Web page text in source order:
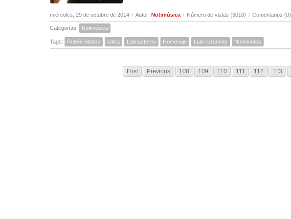
miércoles, 29 de octubre de 2014 / Autor: Notimúsica / Número de vistas (3010) / Comentarios (0)
Categorías: Notimúsica
Tags: Rubén Blades salsa Latinastereo Homenaje Latin Grammy Nominados
First Previous 108 109 110 111 112 113